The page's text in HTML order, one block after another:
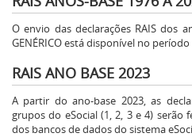
O envio das declarações RAIS dos
GENÉRICO está disponível no
RAIS ANO BASE 2023
A partir do ano-base 2023, as
grupos do eSocial (1, 2, 3 e 4) serão
dos bancos de dados do sistema